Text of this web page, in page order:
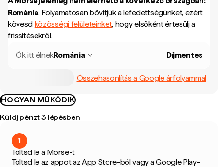
Románia. Folyamatosan bővítjük a lefedettségünket, ezért
kövesd közösségi felületeinket, hogy elsőként értesülj a
frissítésekről.
Ők itt élnekRománia Díjmentes
Összehasonlítás a Google árfolyammal
HOGYAN MŰKÖDIK
Küldj pénzt 3 lépésben
1
Töltsd le a Morse-t
Töltsd le az appot az App Store-ból vagy a Google Play-